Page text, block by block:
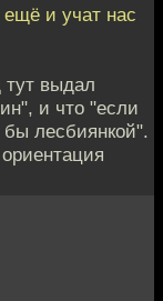
ещё и учат нас
тут выдал
и что "если
лесбиянкой".